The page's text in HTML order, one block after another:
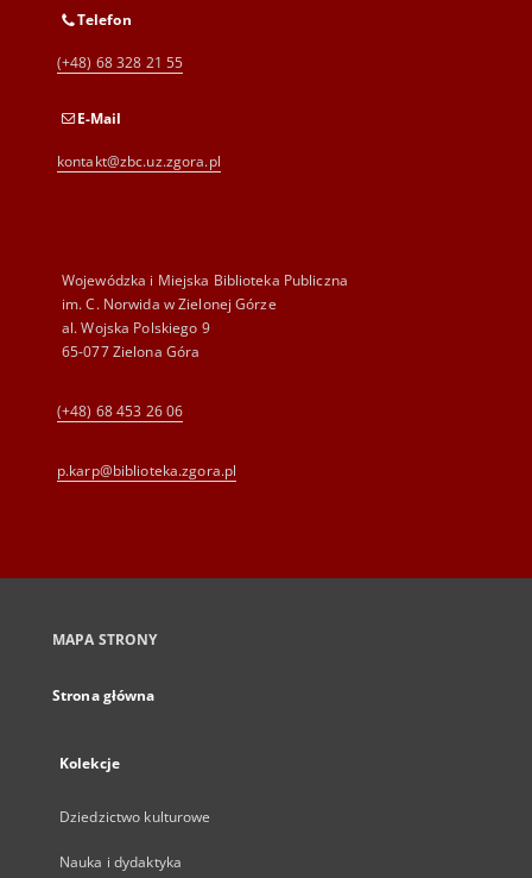
Telefon
(+48) 68 328 21 55
E-Mail
kontakt@zbc.uz.zgora.pl
Wojewódzka i Miejska Biblioteka Publiczna
im. C. Norwida w Zielonej Górze
al. Wojska Polskiego 9
65-077 Zielona Góra
(+48) 68 453 26 06
p.karp@biblioteka.zgora.pl
MAPA STRONY
Strona główna
Kolekcje
Dziedzictwo kulturowe
Nauka i dydaktyka